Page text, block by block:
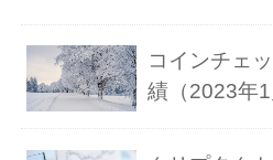
コインチェ
績（2023年1